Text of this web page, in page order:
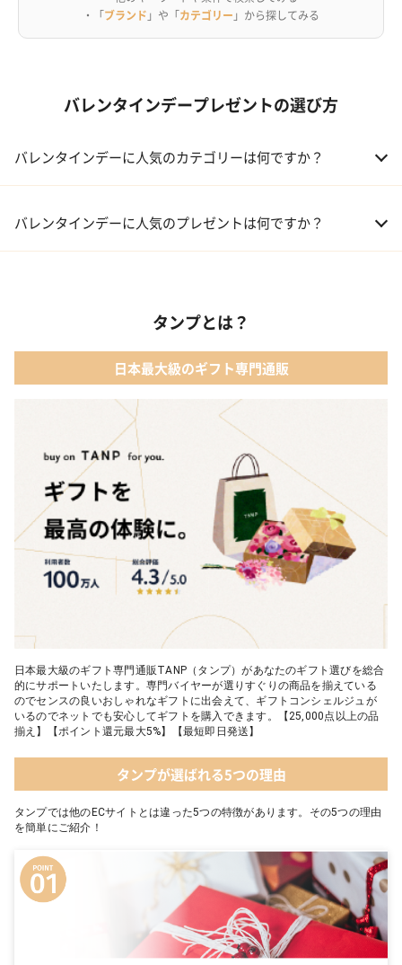
・「ブランド 」や「カテゴリー 」から探してみる
バレンタインデープレゼントの選び方
バレンタインデーに人気のカテゴリーは何ですか？
02 メイクアップ
04 ファッション小物
05 入浴剤・バスケア
バレンタインデーに人気のプレゼントは何ですか？
02 【名入れギフト】フラワーティントリップ［日本限定ピンクゴ
03 ショコラフレナチュール
04 ＜クランチチョコレート＞ダーク＆ミルク＆キャラメル＆ホワ
イト 60g
05 葉山のショコラ・カロ＜4個入＞
タンプとは？
日本最大級のギフト専門通販
日本最大級のギフト専門通販TANP（タンプ）があなたのギフト選びを総合
的にサポートいたします。専門バイヤーが選りすぐりの商品を揃えている
のでセンスの良いおしゃれなギフトに出会えて、ギフトコンシェルジュが
いるのでネットでも安心してギフトを購入できます。【25,000点以上の品
揃え】【ポイント還元最大5%】【最短即日発送】
タンプが選ばれる5つの理由
タンプでは他のECサイトとは違った5つの特徴があります。その5つの理由
を簡単にご紹介！